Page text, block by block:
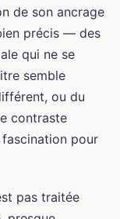
de son ancrage
précis — des
qui ne se
semble
ou du
contraste
pour
pas traitée